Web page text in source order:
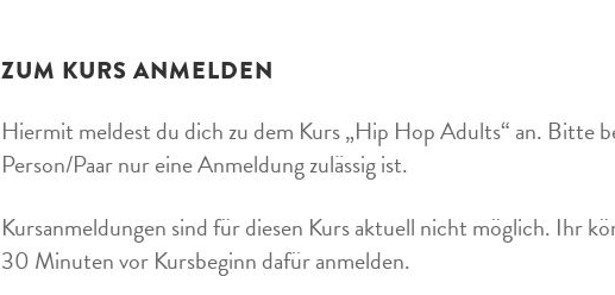
ZUM KURS ANMELDEN
Hiermit meldest du dich zu dem Kurs „Hip Hop Adults“ an. Bitte
Person/Paar nur eine Anmeldung zulässig ist.
Kursanmeldungen sind für diesen Kurs aktuell nicht möglich. Ihr
30 Minuten vor Kursbeginn dafür anmelden.